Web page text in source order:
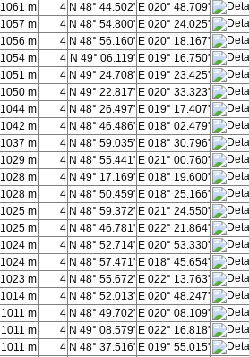
1061 m 4 N 48° 44.502' E 020° 48.709'
1057 m 4 N 48° 54.800' E 020° 24.025'
1056 m 4 N 48° 56.160' E 020° 18.167'
1054 m 4 N 49° 06.119' E 019° 16.750'
1051 m 4 N 49° 24.708' E 019° 23.425'
1050 m 4 N 49° 22.817' E 020° 33.323'
1044 m 4 N 48° 26.497' E 019° 17.407'
1042 m 4 N 48° 46.486' E 018° 02.479'
1037 m 4 N 48° 59.035' E 018° 30.796'
1029 m 4 N 48° 55.441' E 021° 00.760'
1028 m 4 N 49° 17.169' E 018° 19.600'
1028 m 4 N 48° 50.459' E 018° 25.166'
1025 m 4 N 48° 59.372' E 021° 24.550'
1025 m 4 N 48° 46.781' E 022° 21.864'
1024 m 4 N 48° 52.714' E 020° 53.330'
1024 m 4 N 48° 57.471' E 018° 45.654'
1023 m 4 N 48° 55.672' E 022° 13.763'
1014 m 4 N 48° 52.013' E 020° 48.247'
1011 m 4 N 48° 49.702' E 020° 08.109'
1011 m 4 N 49° 08.579' E 022° 16.818'
1011 m 4 N 48° 37.516' E 019° 55.015'